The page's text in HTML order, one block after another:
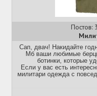
Постов:
Сап, двач! Накидайте
Мб ваши любимые
ботинки, которые
Если у вас есть
милитари одежда с